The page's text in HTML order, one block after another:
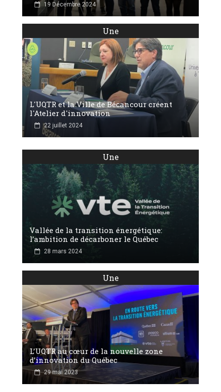
19 Décembre 2024
Une
L'UQTR et la Ville de Bécancour créent
l'Atelier d'innovation
22 juillet 2024
Une
Vallée de la transition énergétique:
l’ambition de décarboner le Québec
28 mars 2024
Une
L’UQTR au cœur de la nouvelle zone
d’innovation du Québec
29 mai 2023